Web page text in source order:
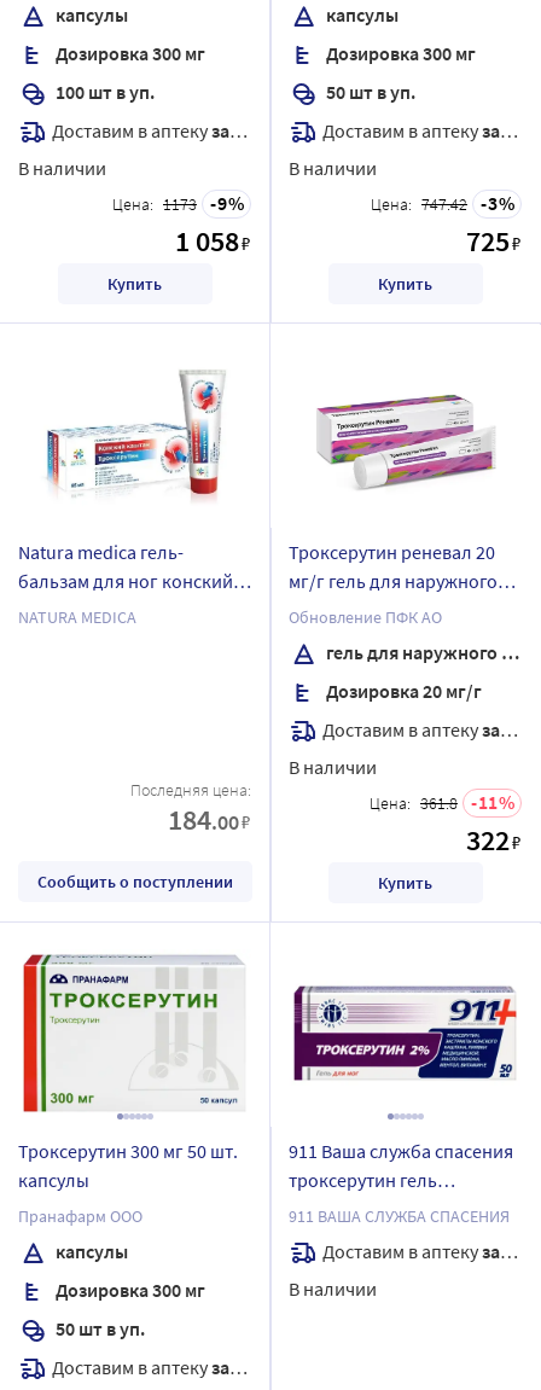
капсулы
Дозировка 300 мг
100 шт в уп.
Доставим в аптекузавтра
В наличии
Цена: 1173 9
1 058₽
Купить
капсулы
Дозировка 300 мг
50 шт в уп.
Доставим в аптекузавтра
В наличии
Цена: 747.42 3
725₽
Купить
Natura medica гель-
бальзам для ног конский
каштан и троксерутин 85
NATURA MEDICA
Последняя цена:
184.00₽
Сообщить о поступлении
Троксерутин реневал 20
мг/г гель для наружного
применения 40 гр
Обновление ПФК АО
гель для наружного применения
Дозировка 20 мг/г
Доставим в аптекузавтра
В наличии
Цена: 361.8 11
322₽
Купить
Троксерутин 300 мг 50 шт.
капсулы
Пранафарм ООО
капсулы
Дозировка 300 мг
50 шт в уп.
Доставим в аптекузавтра
911 Ваша служба спасения
троксерутин гель
косметический для ног
тонизирующий
охлаждающий 50 мл
911 ВАША СЛУЖБА СПАСЕНИЯ
Доставим в аптекузавтра
В наличии